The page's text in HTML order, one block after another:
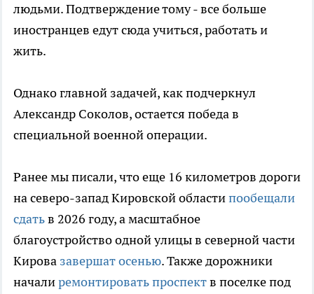
людьми. Подтверждение тому - все больше
иностранцев едут сюда учиться, работать и
жить.
Однако главной задачей, как подчеркнул
Александр Соколов, остается победа в
специальной военной операции.
Ранее мы писали, что еще 16 километров дороги
на северо-запад Кировской областипообещали
сдатьв 2026 году, а масштабное
благоустройство одной улицы в северной части
Кирова завершат осенью. Также дорожники
началиремонтировать проспектв поселке под